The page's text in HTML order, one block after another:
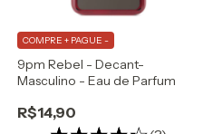
9pm Rebel - Decant-
Masculino - Eau de Parfum
R$14,90
COMPRE + PAGUE -